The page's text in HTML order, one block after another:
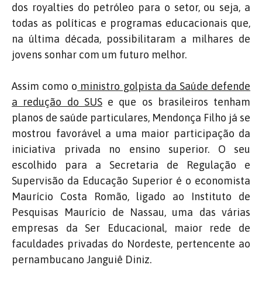
dos royalties do petróleo para o setor, ou seja, a
todas as políticas e programas educacionais que,
na última década, possibilitaram a milhares de
jovens sonhar com um futuro melhor.
Assim como o ministro golpista da Saúde defende
a redução do SUSe que os brasileiros tenham
planos de saúde particulares, Mendonça Filho já se
mostrou favorável a uma maior participação da
iniciativa privada no ensino superior. O seu
escolhido para a Secretaria de Regulação e
Supervisão da Educação Superior é o economista
Maurício Costa Romão, ligado ao Instituto de
Pesquisas Maurício de Nassau, uma das várias
empresas da Ser Educacional, maior rede de
faculdades privadas do Nordeste, pertencente ao
pernambucano Janguiê Diniz.